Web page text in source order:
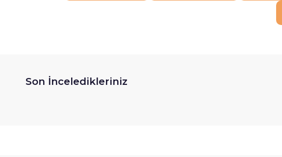
Son İnceledikleriniz